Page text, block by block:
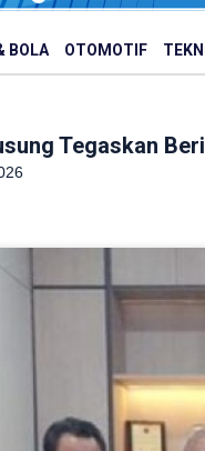
BOLA OTOMOTIF
Tegaskan